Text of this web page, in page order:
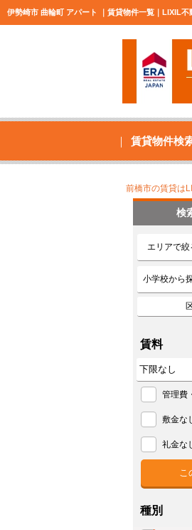
伊勢崎市 曲輪町 アパート ｜賃貸物件一覧｜LIXIL不
賃貸物件検
前橋市の賃貸は
検
エリアで絞
小学校から
賃料
管理費
敷金な
礼金な
種別